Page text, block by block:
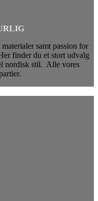
samt passion for
finder du et stort udvalg
nordisk stil. Alle vores